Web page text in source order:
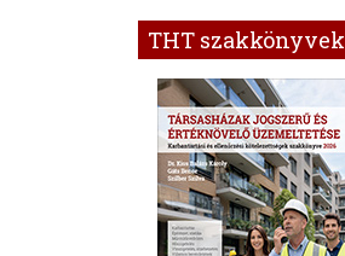
THT szakkönyvek